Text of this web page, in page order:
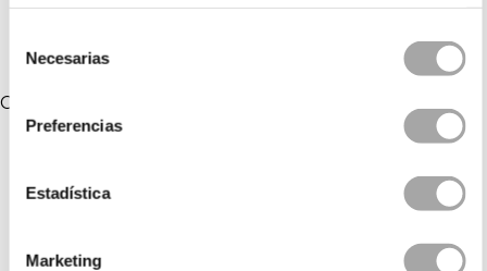
Necesarias
Preferencias
Estadística
Marketing
COLLEZIONI COLLEGATE